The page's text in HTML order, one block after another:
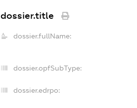
dossier.title
dossier.fullName:
dossier.opfSubType:
dossier.edrpo: